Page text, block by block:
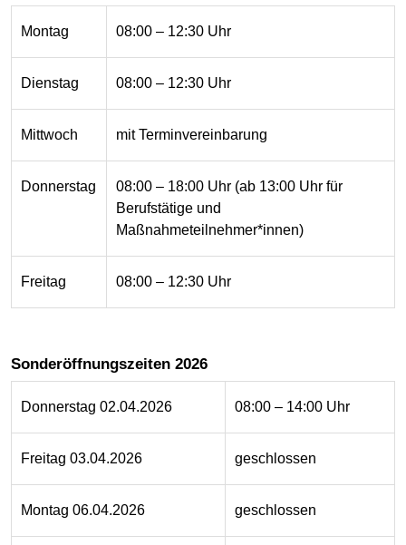
Montag 08:00 – 12:30 Uhr
Dienstag 08:00 – 12:30 Uhr
Mittwoch mit Terminvereinbarung
Donnerstag
08:00 – 18:00 Uhr (ab 13:00 Uhr für
Berufstätige und
Maßnahmeteilnehmer*innen)
Freitag 08:00 – 12:30 Uhr
Sonderöffnungszeiten 2026
Donnerstag 02.04.2026 08:00 – 14:00 Uhr
Freitag 03.04.2026 geschlossen
Montag 06.04.2026 geschlossen